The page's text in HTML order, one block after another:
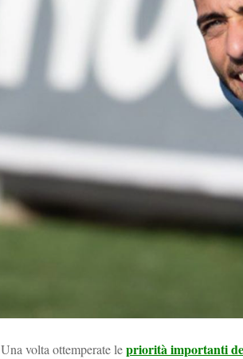
Una volta ottemperate lepriorità importanti